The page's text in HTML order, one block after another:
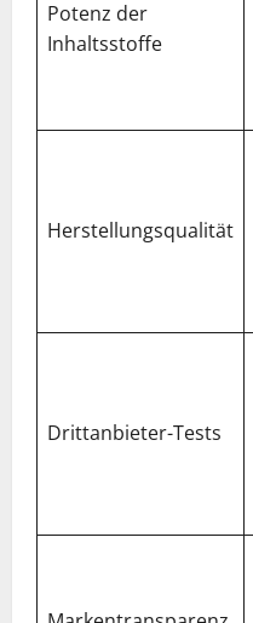
Potenz der
Inhaltsstoffe
Herstellungsqualität
Drittanbieter-Tests